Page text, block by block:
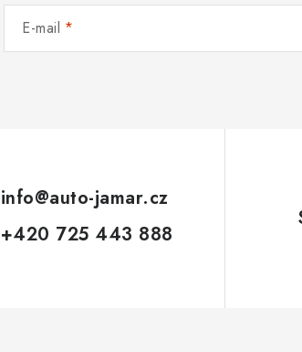
E-mail
info@auto-jamar.cz
+420 725 443 888